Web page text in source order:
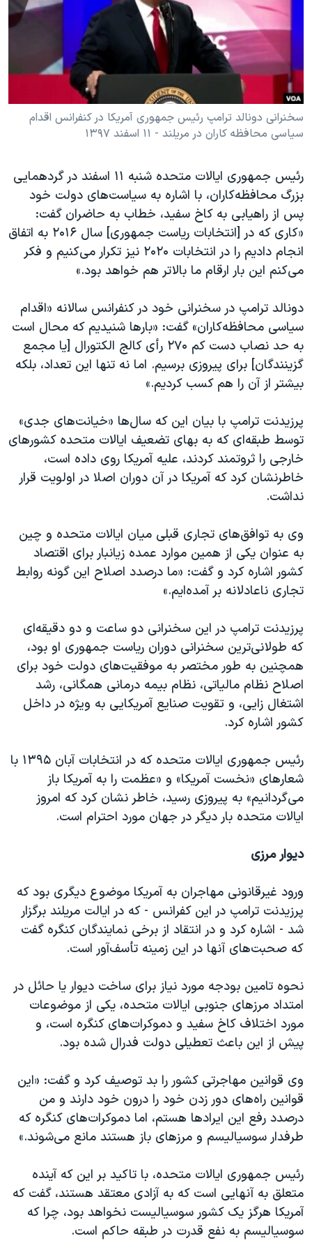
فرهنگ و زندگی
حقوق شهروندی
اقتصادی
علم و فناوری
اسرائیل در جنگ
گالری عکس
مستندها
انتخابات ریاست جمهوری آمریکا ۲۰۲۴
حمله جمهوری اسلامی به اسرائیل
ورزش زنان در ایران
اعتراضات زن، زندگی، آزادی
تریبونال مردمی آبان ۹۸
دادگاه حمید نوری
چهل سال گروگان‌گیری
قانون شفافیت دارائی کادر رهبری ایران
اسرائیل در جنگ
نرگس محمدی برنده جایزه نوبل صلح
همایش محافظه‌کاران آمریکا «سی‌پک»
صفحه‌های ویژه
سفر پرزیدنت ترامپ به چین
دنبال کنید
زبانهای مختلف
سخنرانی دونالد ترامپ رئیس جمهوری آمریکا در کنفرانس اقدام
سیاسی محافظه کاران در مریلند - ۱۱ اسفند ۱۳۹۷
رئیس جمهوری ایالات متحده شنبه ۱۱ اسفند در گردهمایی
بزرگ محافظه‌کاران، با اشاره به سیاست‌های دولت خود
پس از راهیابی به کاخ سفید، خطاب به حاضران گفت:
«کاری که در [انتخابات ریاست جمهوری] سال ۲۰۱۶ به اتفاق
انجام دادیم را در انتخابات ۲۰۲۰ نیز تکرار می‌کنیم و فکر
می‌کنم این بار ارقام ما بالاتر هم خواهد بود.»
دونالد ترامپ در سخنرانی خود در کنفرانس سالانه «اقدام
سیاسی محافظه‌کاران» گفت: «بارها شنیدیم که محال است
به حد نصاب دست کم ۲۷۰ رأی کالج الکتورال [یا مجمع
گزینندگان] برای پیروزی برسیم. اما نه تنها این تعداد، بلکه
بیشتر از آن را هم کسب کردیم.»
پرزیدنت ترامپ با بیان این که سال‌ها «خیانت‌های جدی»
توسط طبقه‌ای که به بهای تضعیف ایالات متحده کشورهای
خارجی را ثروتمند کردند، علیه آمریکا روی داده است،
خاطرنشان کرد که آمریکا در آن دوران اصلا در اولویت قرار
نداشت.
وی به توافق‌های تجاری قبلی میان ایالات متحده و چین
به عنوان یکی از همین موارد عمده زیانبار برای اقتصاد
کشور اشاره کرد و گفت: «ما درصدد اصلاح این گونه روابط
تجاری ناعادلانه بر آمده‌ایم.»
پرزیدنت ترامپ در این سخنرانی دو ساعت و دو دقیقه‌ای
که طولانی‌ترین سخنرانی دوران ریاست جمهوری او بود،
همچنین به طور مختصر به موفقیت‌های دولت خود برای
اصلاح نظام مالیاتی، نظام بیمه درمانی همگانی، رشد
اشتغال زایی، و تقویت صنایع آمریکایی به ویژه در داخل
کشور اشاره کرد.
رئیس جمهوری ایالات متحده که در انتخابات آبان ۱۳۹۵ با
شعارهای «نخست آمریکا» و «عظمت را به آمریکا باز
می‌گردانیم» به پیروزی رسید، خاطر نشان کرد که امروز
ایالات متحده بار دیگر در جهان مورد احترام است.
دیوار مرزی
ورود غیرقانونی مهاجران به آمریکا موضوع دیگری بود که
پرزیدنت ترامپ در این کفرانس - که در ایالت مریلند برگزار
شد - اشاره کرد و در انتقاد از برخی نمایندگان کنگره گفت
که صحبت‌های آنها در این زمینه تأسف‌آور است.
نحوه تامین بودجه مورد نیاز برای ساخت دیوار یا حائل در
امتداد مرزهای جنوبی ایالات متحده، یکی از موضوعات
مورد اختلاف کاخ سفید و دموکرات‌های کنگره است، و
پیش از این باعث تعطیلی دولت فدرال شده بود.
وی قوانین مهاجرتی کشور را بد توصیف کرد و گفت: «این
قوانین راه‌های دور زدن خود را درون خود دارند و من
درصدد رفع این ایرادها هستم، اما دموکرات‌های کنگره که
طرفدار سوسیالیسم و مرزهای باز هستند مانع می‌شوند.»
رئیس جمهوری ایالات متحده، با تاکید بر این که آینده
متعلق به آنهایی است که به آزادی معتقد هستند، گفت که
آمریکا هرگز یک کشور سوسیالیست نخواهد بود، چرا که
سوسیالیسم به نفع قدرت در طبقه حاکم است.